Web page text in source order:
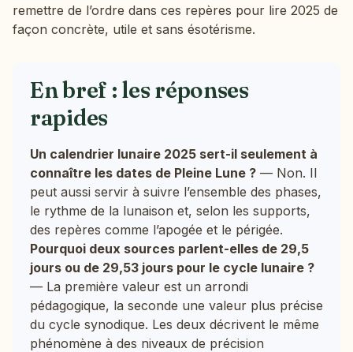
remettre de l’ordre dans ces repères pour lire 2025 de
façon concrète, utile et sans ésotérisme.
En bref : les réponses
rapides
Un calendrier lunaire 2025 sert-il seulement à
connaître les dates de Pleine Lune ? — Non. Il
peut aussi servir à suivre l’ensemble des phases,
le rythme de la lunaison et, selon les supports,
des repères comme l’apogée et le périgée.
Pourquoi deux sources parlent-elles de 29,5
jours ou de 29,53 jours pour le cycle lunaire ?
— La première valeur est un arrondi
pédagogique, la seconde une valeur plus précise
du cycle synodique. Les deux décrivent le même
phénomène à des niveaux de précision